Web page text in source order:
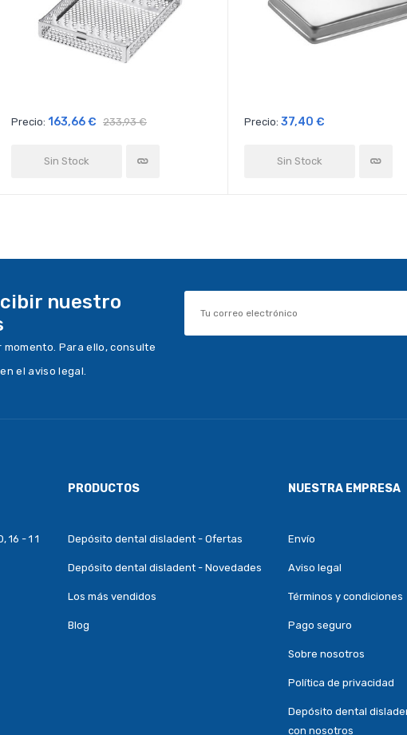
Precio: 163,66 € 233,93 €
Sin Stock
Precio: 37,40 €
Sin Stock
nuestro
Para ello, consulte
el aviso legal.
16 - 1 1
PRODUCTOS
Depósito dental disladent - Ofertas
Depósito dental disladent - Novedades
Los más vendidos
Blog
NUESTRA EMPRESA
Envío
Aviso legal
Términos y condiciones
Pago seguro
Sobre nosotros
Política de privacidad
Depósito dental
con nosotros